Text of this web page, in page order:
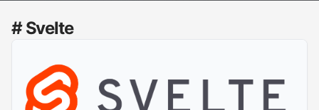
# Svelte